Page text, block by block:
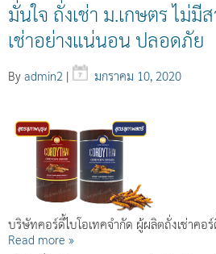
มั่นใจ ถั่งเช่า ม.เกษตร ไม่มี
เช่าอย่างแน่นอน ปลอดภัย
By admin2 | มกราคม 10, 2020
บริษัทคอร์ดี้ไบโอเทคจำกัด ผู้ผลิตถั่งเช่าคอ
Read more »